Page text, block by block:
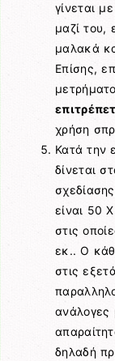
γίνεται
μαζί του,
μαλακά
Επίσης,
χρήση
Κατά την
δίνεται
είναι 50
στις
εκ.. Ο
στις
ανάλογες
δηλαδή